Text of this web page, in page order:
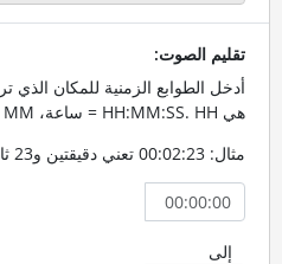
تقليم الصوت:
أدخل الطوابع الزمنية للمكان الذي
هي HH:MM:SS. HH = ساعة، MM = دقائق، SS = ثوانٍ.
مثال: 00:02:23 تعني دقيقتين و23 ثانية.
إلى